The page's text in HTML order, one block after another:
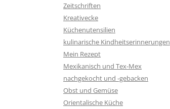
Zeitschriften
Kreativecke
Küchenutensilien
kulinarische Kindheitserinnerungen
Mein Rezept
Mexikanisch und Tex-Mex
nachgekocht und -gebacken
Obst und Gemüse
Orientalische Küche